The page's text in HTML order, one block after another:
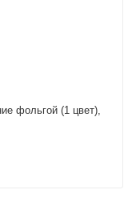
фольгой (1 цвет),